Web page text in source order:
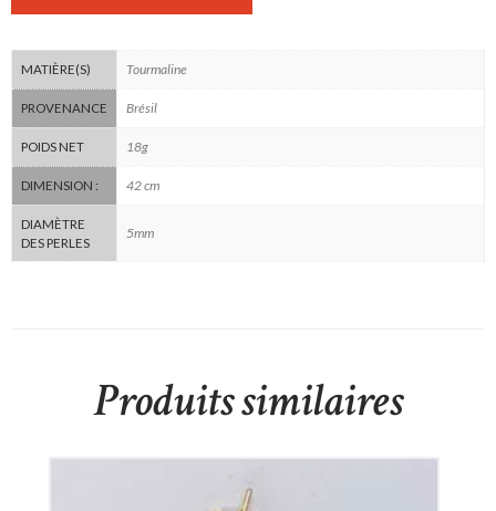
MATIÈRE(S) Tourmaline
PROVENANCE Brésil
POIDS NET 18g
DIMENSION : 42 cm
DIAMÈTRE
DES PERLES
5mm
Produits similaires